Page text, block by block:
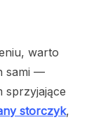
warto
sami —
sprzyjające
storczyk,